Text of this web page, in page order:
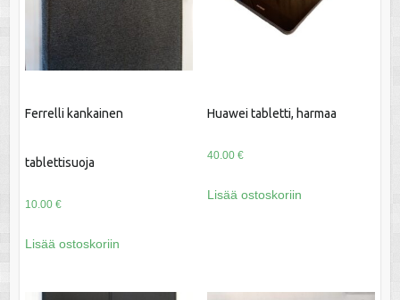
Ferrelli kankainen
tablettisuoja
10.00 €
Lisää ostoskoriin
Huawei tabletti, harmaa
40.00 €
Lisää ostoskoriin